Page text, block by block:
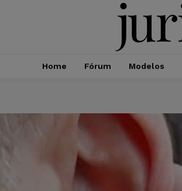
Home Fórum Modelos